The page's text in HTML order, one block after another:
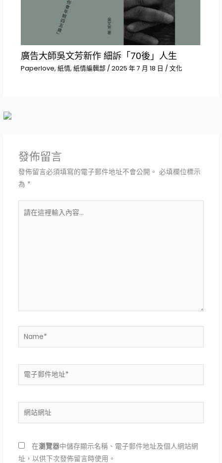
廣告大師吳文芳新作 細訴「70後」人生
Paperlove, 紙情, 紙情編輯部 / 2025 年 7 月 18 日 / 文化
發佈留言
發佈留言必須填寫的電子郵件地址不會公開。 必填欄位標示
為 *
在
Name*
電
子
*
址
在瀏覽器中儲存顯示名稱、電子郵件地址及個人網站網
址，以供下次發佈留言時使用。